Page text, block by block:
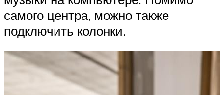
самого центра, можно также
подключить колонки.